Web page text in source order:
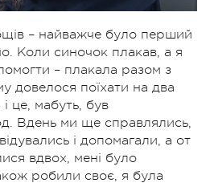
– найважче було перший
Коли синочок плакав, а я
– плакала разом з
довелося поїхати на два
це, мабуть, був
Вдень ми ще справлялись,
і допомагали, а от
вдвох, мені було
робили своє, я була